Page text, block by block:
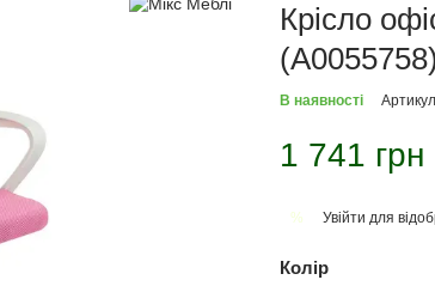
Крісло
(А0055758)
В наявності
1 741 грн
% Увійти для
Колір